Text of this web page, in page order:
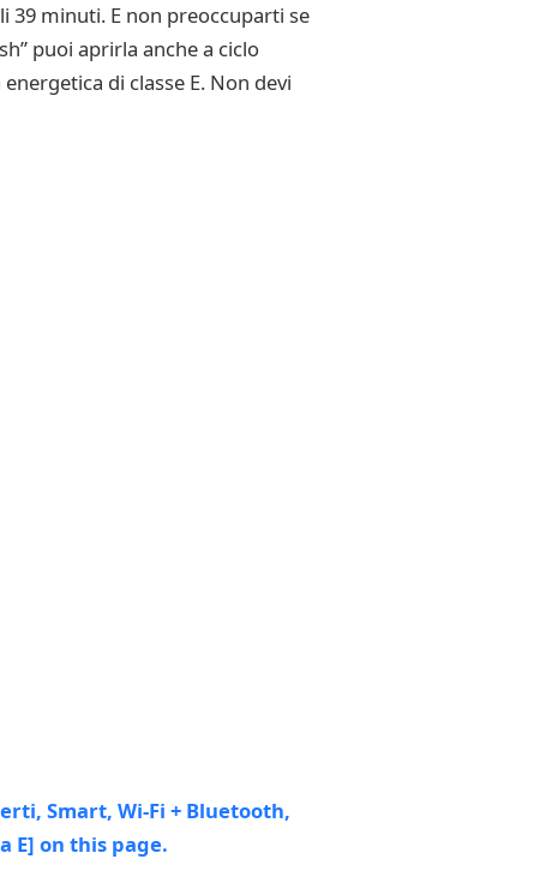
39 minuti. E non preoccuparti se
puoi aprirla anche a ciclo
di classe E. Non devi